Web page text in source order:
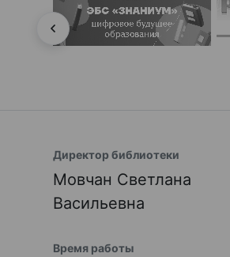
Директор библиотеки
Мовчан Светлана
Васильевна
Время работы